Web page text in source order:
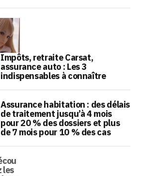
Impôts, retraite Carsat,
assurance auto : Les 3
indispensables à connaître
Assurance habitation : des délais
de traitement jusqu’à 4 mois
pour 20 % des dossiers et plus
de 7 mois pour 10 % des cas